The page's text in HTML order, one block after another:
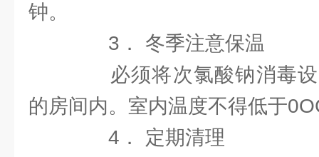
钟。
3． 冬季注意保温
必须将次氯酸钠消毒设
的房间内。室内温度不得低于
4． 定期清理